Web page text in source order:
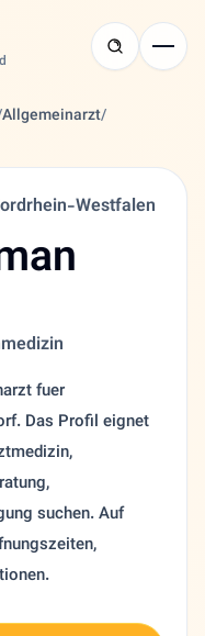
Allgemeinarzt/
Westfalen
fuer
Das Profil eignet
suchen. Auf